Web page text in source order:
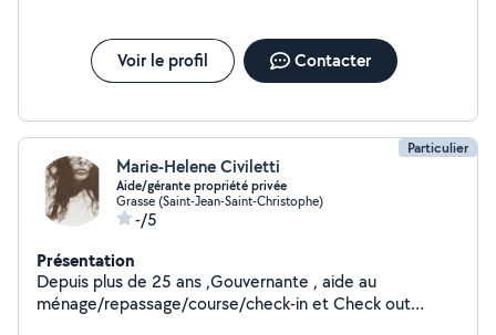
en leur apportant confort, bien-être et sérénité.
Motivée et investie, je réalise chaque mission avec
Voir le profil Contacter
Particulier
Marie-Helene Civiletti
Aide/gérante propriété privée
Grasse (Saint-Jean-Saint-Christophe)
-/5
Présentation
Depuis plus de 25 ans ,Gouvernante , aide au
ménage/repassage/course/check-in et Check out